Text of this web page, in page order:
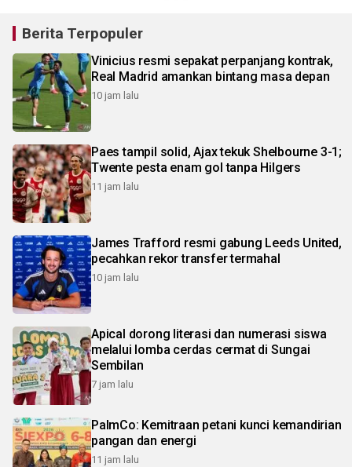
Berita Terpopuler
Vinicius resmi sepakat perpanjang kontrak,
Real Madrid amankan bintang masa depan
10 jam lalu
Paes tampil solid, Ajax tekuk Shelbourne 3-1;
Twente pesta enam gol tanpa Hilgers
11 jam lalu
James Trafford resmi gabung Leeds United,
pecahkan rekor transfer termahal
10 jam lalu
Apical dorong literasi dan numerasi siswa
melalui lomba cerdas cermat di Sungai
Sembilan
7 jam lalu
PalmCo: Kemitraan petani kunci kemandirian
pangan dan energi
11 jam lalu